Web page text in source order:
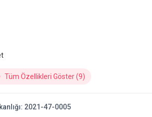
Tüm Özellikleri Göster (9)
2021-47-0005